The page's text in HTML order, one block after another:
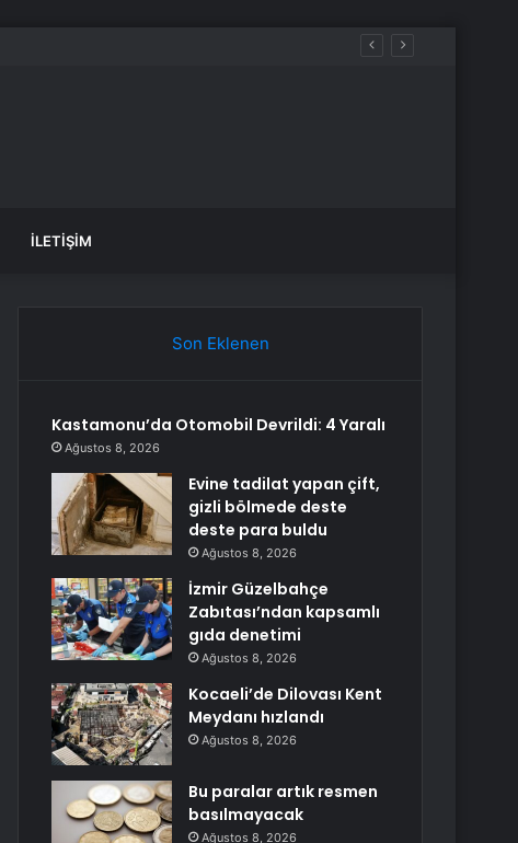
İLETIŞIM
Son Eklenen
Kastamonu’da Otomobil Devrildi: 4 Yaralı
Ağustos 8, 2026
Evine tadilat yapan çift,
gizli bölmede deste
deste para buldu
Ağustos 8, 2026
İzmir Güzelbahçe
Zabıtası’ndan kapsamlı
gıda denetimi
Ağustos 8, 2026
Kocaeli’de Dilovası Kent
Meydanı hızlandı
Ağustos 8, 2026
Bu paralar artık resmen
basılmayacak
Ağustos 8, 2026